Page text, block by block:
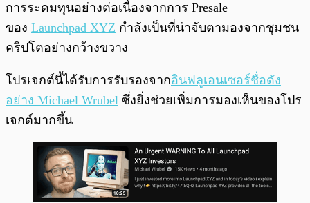
การระดมทุนอย่างต่อเนื่องจากการ Presale
ของ Launchpad XYZ กำลังเป็นที่น่าจับตามองจากชุมชน
คริปโตอย่างกว้างขวาง
โปรเจกต์นี้ได้รับการรับรองจากอินฟลูเอนเซอร์ชื่อดัง
อย่าง Michael Wrubel ซึ่งยิ่งช่วยเพิ่มการมองเห็นของโปร
เจกต์มากขึ้น